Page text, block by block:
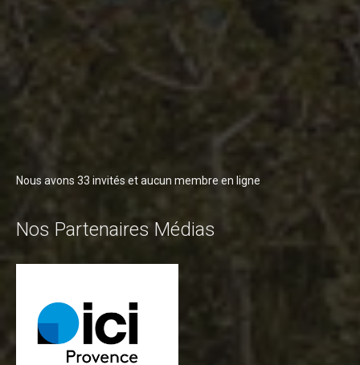
Nous avons 33 invités et aucun membre en ligne
Nos Partenaires Médias